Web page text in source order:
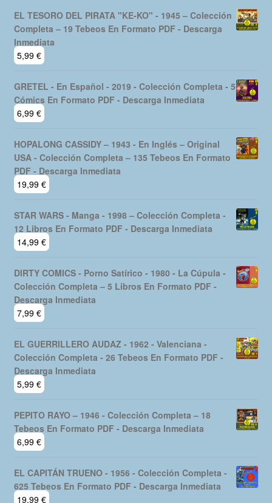
EL TESORO DEL PIRATA "KE-KO" - 1945 – Colección
Completa – 19 Tebeos En Formato PDF - Descarga
Inmediata
5,99 €
GRETEL - En Español - 2019 - Colección Completa - 5
Cómics En Formato PDF - Descarga Inmediata
6,99 €
HOPALONG CASSIDY – 1943 - En Inglés – Original
USA - Colección Completa – 135 Tebeos En Formato
PDF - Descarga Inmediata
19,99 €
STAR WARS - Manga - 1998 – Colección Completa -
12 Libros En Formato PDF - Descarga Inmediata
14,99 €
DIRTY COMICS - Porno Satírico - 1980 - La Cúpula -
Colección Completa – 5 Libros En Formato PDF -
Descarga Inmediata
7,99 €
EL GUERRILLERO AUDAZ - 1962 - Valenciana -
Colección Completa - 26 Tebeos En Formato PDF -
Descarga Inmediata
5,99 €
PEPITO RAYO – 1946 - Colección Completa – 18
Tebeos En Formato PDF - Descarga Inmediata
6,99 €
EL CAPITÁN TRUENO - 1956 - Colección Completa -
625 Tebeos En Formato PDF - Descarga Inmediata
19,99 €